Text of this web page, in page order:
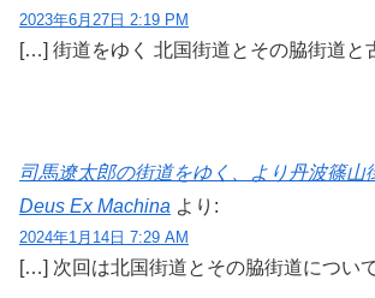
2023年6月27日 2:19 PM
[…] 街道をゆく 北国街道とその脇街道と
司馬遼太郎の街道をゆく、より丹波篠山
Deus Ex Machina より:
2024年1月14日 7:29 AM
[…] 次回は北国街道とその脇街道につい